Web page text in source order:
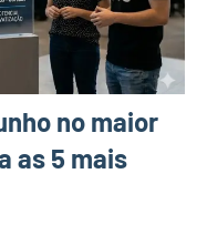
no maior
as 5 mais